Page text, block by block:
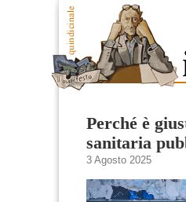
Perché è
sanitaria
3 Agosto 2025